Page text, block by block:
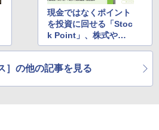
現金ではなくポイント
を投資に回せる「Stoc
k Point」、株式やビ
ットコインなど170銘
］の他の記事を見る